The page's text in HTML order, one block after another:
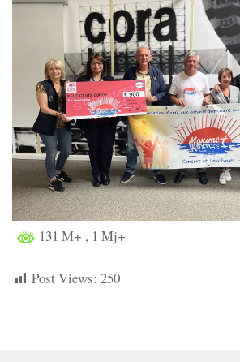
131 M+ , 1 Mj+
Post Views: 250